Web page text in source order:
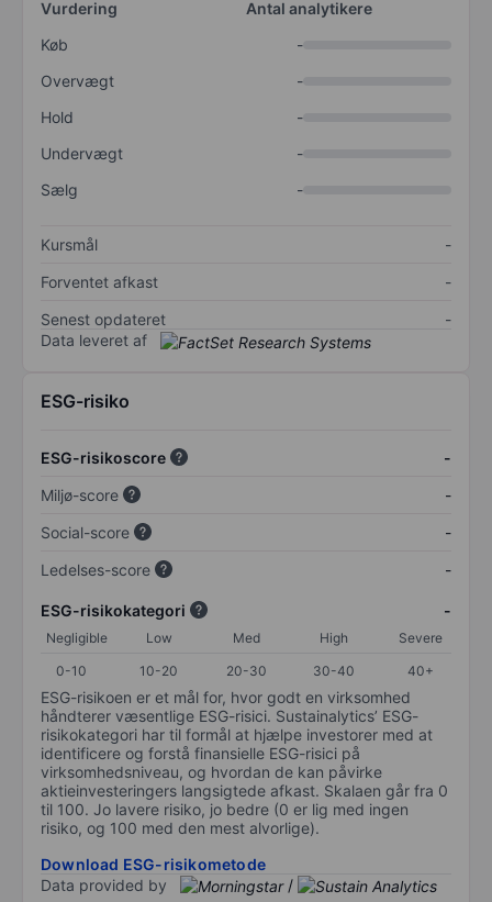
Vurdering
Antal analytikere
Køb
-
Overvægt
-
Hold
-
Undervægt
-
Sælg
-
Kursmål
-
Forventet afkast
-
Senest opdateret
-
Data leveret af
ESG-risiko
ESG-risikoscore
-
Miljø-score
-
Social-score
-
Ledelses-score
-
ESG-risikokategori -
Negligible Low Med High
Severe
0-10
10-20 20-30 30-40 40+
ESG-risikoen er et mål for, hvor godt en virksomhed
håndterer væsentlige ESG-risici. Sustainalytics’ ESG-
risikokategori har til formål at hjælpe investorer med at
identificere og forstå finansielle ESG-risici på
virksomhedsniveau, og hvordan de kan påvirke
aktieinvesteringers langsigtede afkast. Skalaen går fra 0
til 100. Jo lavere risiko, jo bedre (0 er lig med ingen
risiko, og 100 med den mest alvorlige).
Download ESG-risikometode
Data provided by
/